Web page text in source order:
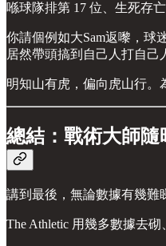
喺球隊排第 17 位、生死存
你請個例如大Sam返嚟，球
居然帶頭搞到自己人打自己
明知山有虎，偏向虎山行。
總結：戰術大師
講到最後，無論數據有幾難
The Athletic 用幾多數據去